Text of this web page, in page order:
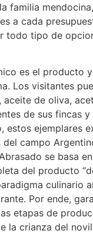
familia
a cada
todo tipo de
es el producto
Los visitantes
aceite de oliva,
de sus fincas
estos ejemplares
del campo
se basa
del producto
culinario
Por ende,
etapas de
la crianza del